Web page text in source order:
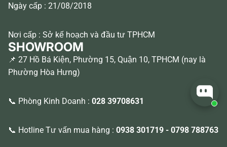
Ngày cấp : 21/08/2018
Nơi cấp : Sở kế hoạch và đầu tư TPHCM
SHOWROOM
📌 27 Hồ Bá Kiện, Phường 15, Quận 10, TPHCM (nay là
Phường Hòa Hưng)
📞 Phòng Kinh Doanh : 028 39708631
📞 Hotline Tư vấn mua hàng : 0938 301719 - 0798 788763